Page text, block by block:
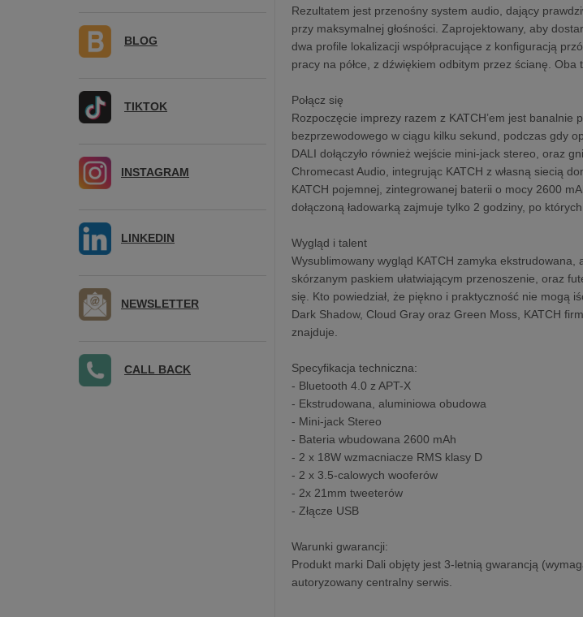
Rezultatem jest przenośny system audio, dający
przy maksymalnej głośności. Zaprojektowany, aby
dwa profile lokalizacji współpracujące z konfiguracją
pracy na półce, z dźwiękiem odbitym przez ścianę.
Połącz się
Rozpoczęcie imprezy razem z KATCH’em jest banalnie
bezprzewodowego w ciągu kilku sekund, podczas gdy
DALI dołączyło również wejście mini-jack stereo, oraz
Chromecast Audio, integrując KATCH z własną siecią
KATCH pojemnej, zintegrowanej baterii o mocy 2600
dołączoną ładowarką zajmuje tylko 2 godziny, po
Wygląd i talent
Wysublimowany wygląd KATCH zamyka
skórzanym paskiem ułatwiającym przenoszenie, oraz
się. Kto powiedział, że piękno i praktyczność nie mogą
Dark Shadow, Cloud Gray oraz Green Moss, KATCH
znajduje.
Specyfikacja techniczna:
- Bluetooth 4.0 z APT-X
- Ekstrudowana, aluminiowa obudowa
- Mini-jack Stereo
- Bateria wbudowana 2600 mAh
- 2 x 18W wzmacniacze RMS klasy D
- 2 x 3.5-calowych wooferów
- 2x 21mm tweeterów
- Złącze USB
Warunki gwarancji:
Produkt marki Dali objęty jest 3-letnią gwarancją
autoryzowany centralny serwis.
BLOG
TIKTOK
INSTAGRAM
LINKEDIN
NEWSLETTER
CALL BACK